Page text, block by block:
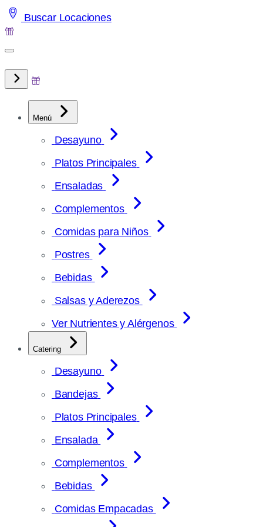
Saltar
al
Buscar Locaciones
Menú
Desayuno
Platos Principales
Ensaladas
Complementos
Comidas para Niños
Postres
Bebidas
Salsas y Aderezos
Ver Nutrientes y Alérgenos
Catering
Desayuno
Bandejas
Platos Principales
Ensalada
Complementos
Bebidas
Comidas Empacadas